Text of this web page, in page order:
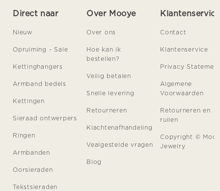
Direct naar
Nieuw
Opruiming - Sale
Kettinghangers
Armband bedels
Kettingen
Sieraad ontwerpers
Ringen
Armbanden
Oorsieraden
Tekstsieraden
Over Mooye
Over ons
Hoe kan ik
bestellen?
Veilig betalen
Snelle levering
Retourneren
Klachtenafhandeling
Vealgestelde vragen
Blog
Klantenservice
Contact
Klantenservice
Privacy
Algemene
Voorwaarden
Retourneren en
ruilen
Copyright ©
Jewelry